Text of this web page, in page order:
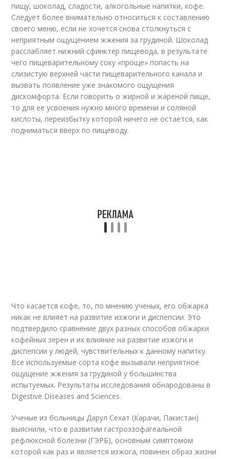
пищу, шоколад, сладости, алкогольные напитки, кофе.
Следует более внимательно относиться к составлению
своего меню, если не хочется снова столкнуться с
неприятным ощущением жжения за грудиной. Шоколад
расслабляет нижний сфинктер пищевода, в результате
чего пищеварительному соку «проще» попасть на
слизистую верхней части пищеварительного канала и
вызвать появление уже знакомого ощущения
дискомфорта. Если говорить о жирной и жареной пище,
то для ее усвоения нужно много времени и соляной
кислоты, переизбытку которой ничего не остается, как
подниматься вверх по пищеводу.
Что касается кофе, то, по мнению ученых, его обжарка
никак не влияет на развитие изжоги и диспепсии. Это
подтвердило сравнение двух разных способов обжарки
кофейных зерен и их влияние на развитие изжоги и
диспепсии у людей, чувствительных к данному напитку.
Все используемые сорта кофе вызывали неприятное
ощущение жжения за грудиной у большинства
испытуемых. Результаты исследования обнародованы в
Digestive Diseases and Sciences.
Ученые из больницы Дарул Сехат (Карачи, Пакистан)
выяснили, что в развитии гастроэзофагеальной
рефлюксной болезни (ГЭРБ), основным симптомом
которой как раз и является изжога, повинен образ жизни